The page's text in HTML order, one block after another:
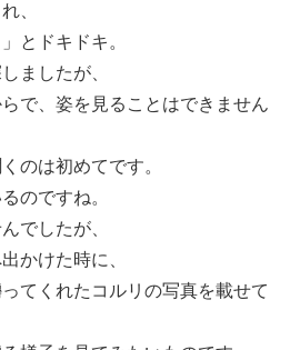
、
とドキドキ。
ましたが、
で、姿を見ることはできません
のは初めてです。
のですね。
でしたが、
かけた時に、
てくれたコルリの写真を載せて